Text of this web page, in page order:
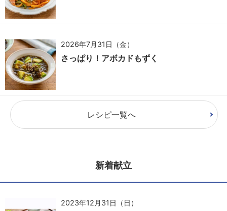
2026年7月31日（金）
さっぱり！アボカドもずく
レシピ一覧へ
新着献立
2023年12月31日（日）